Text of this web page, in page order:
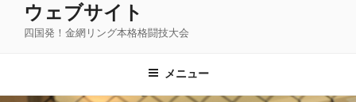
ウェブサイト
四国発！金網リング本格格闘技大会
メニュー